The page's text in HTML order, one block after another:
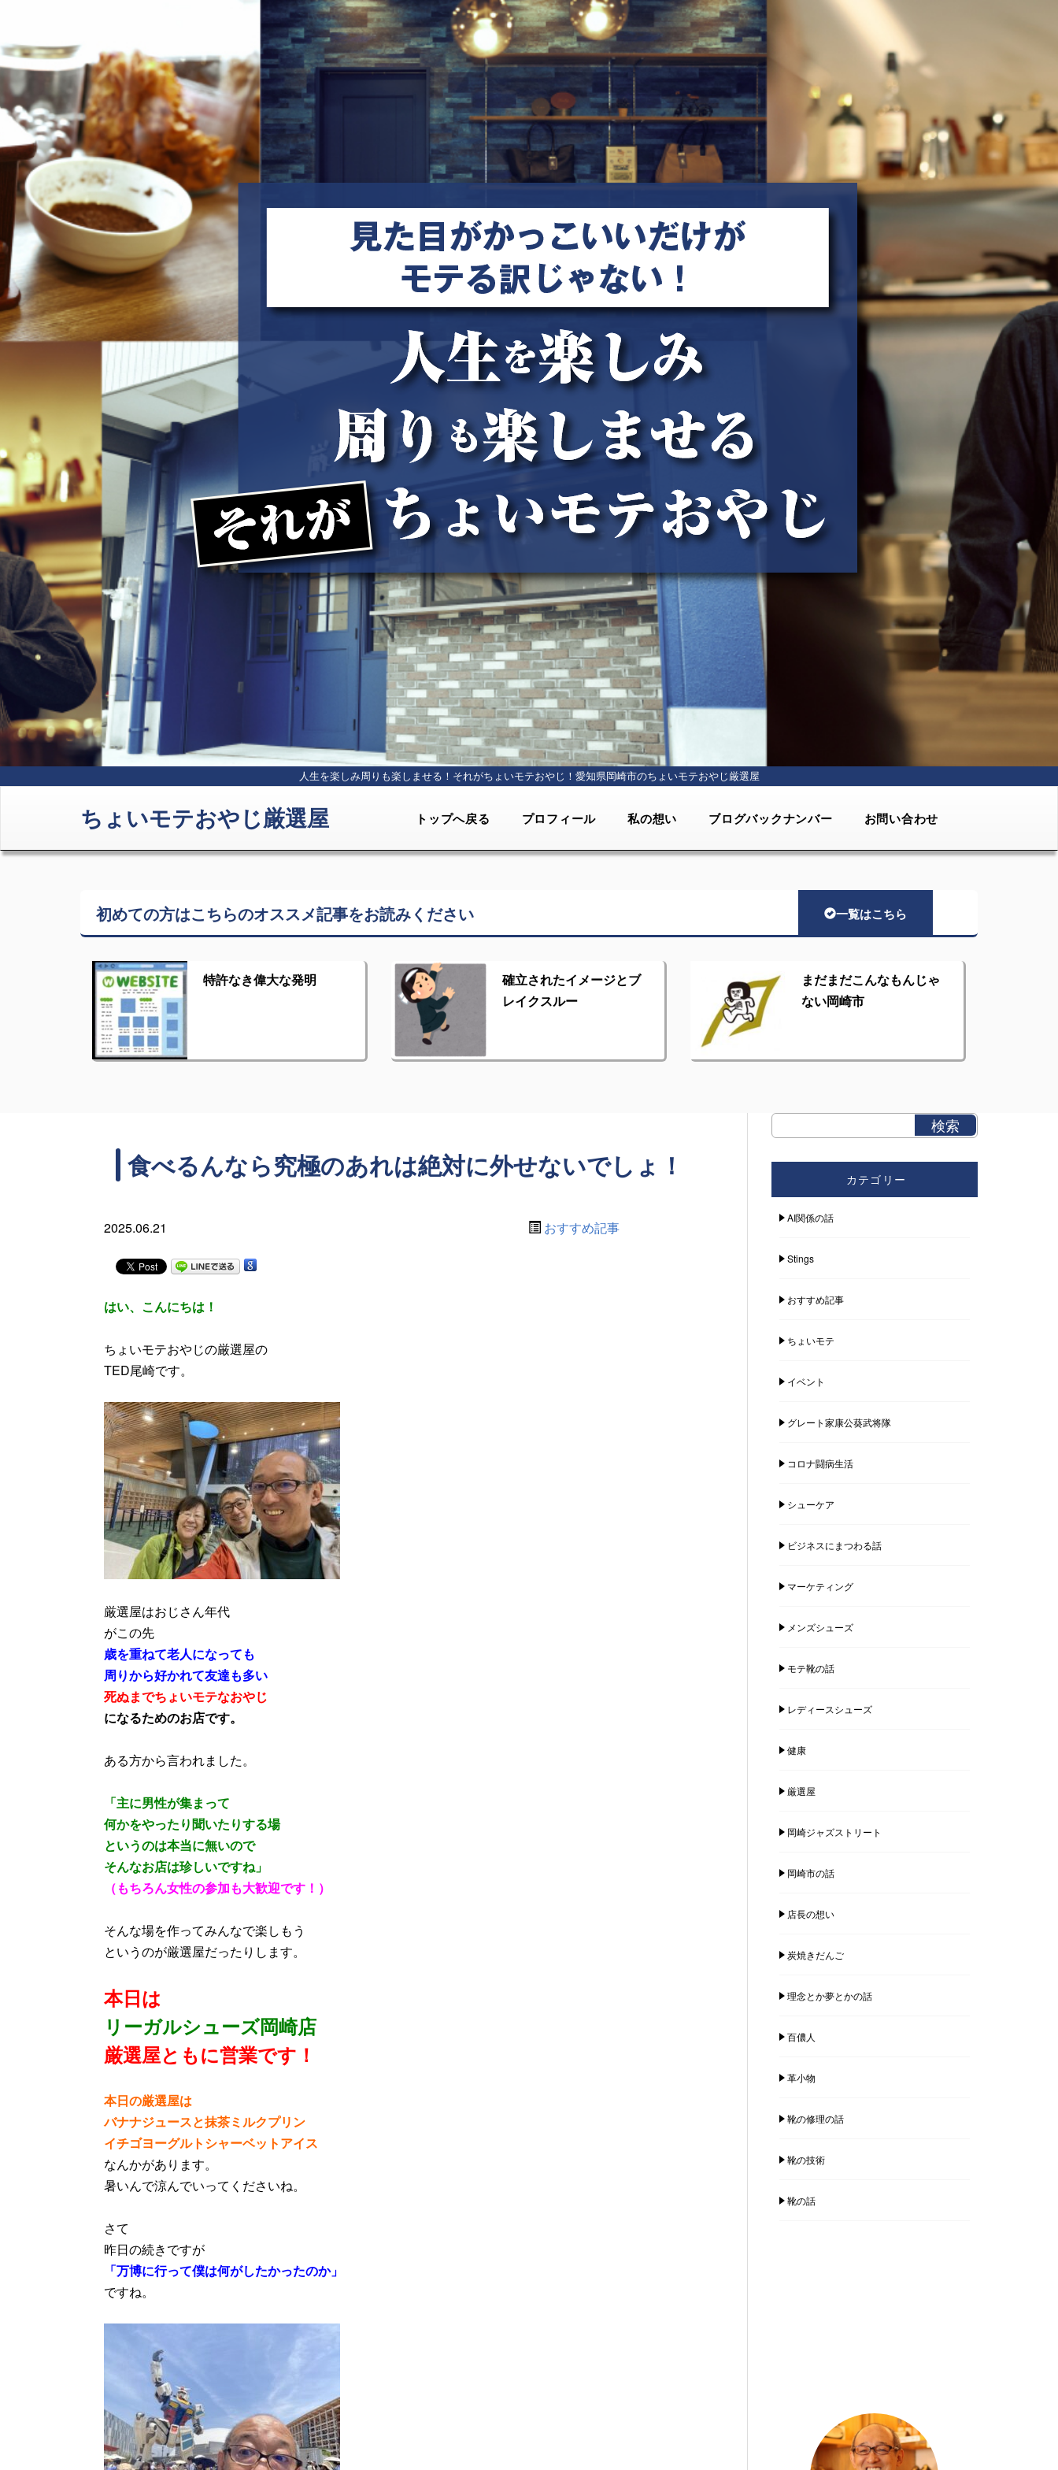
人生を楽しみ周りも楽しませる！それがちょいモテおやじ！ 愛知県岡崎市のちょいモテおやじ厳選屋
ちょいモテおやじ厳選屋 トップへ戻る プロフィール 私の想い ブログバックナンバー お問い合わせ
初めての方はこちらのオススメ記事をお読みください 一覧はこちら
特許なき偉大な発明
確立されたイメージとブ
レイクスルー
まだまだこんなもんじゃ
ない岡崎市
食べるんなら究極のあれは絶対に外せないでしょ！
2025.06.21 おすすめ記事
はい、こんにちは！
ちょいモテおやじの厳選屋の
TED尾崎です。
厳選屋はおじさん年代
がこの先
歳を重ねて老人になっても
周りから好かれて友達も多い
死ぬまでちょいモテなおやじ
になるためのお店です。
ある方から言われました。
「主に男性が集まって
何かをやったり聞いたりする場
というのは本当に無いので
そんなお店は珍しいですね」
（もちろん女性の参加も大歓迎です！）
そんな場を作ってみんなで楽しもう
というのが厳選屋だったりします。
本日は
リーガルシューズ岡崎店
厳選屋ともに営業です ！
本日の厳選屋は
バナナジュースと抹茶ミルクプリン
イチゴヨーグルトシャーベットアイス
なんかがあります。
暑いんで涼んでいってくださいね。
さて
昨日の続きですが
「万博に行って僕は何がしたかったのか」
ですね。
カテゴリー
AI関係の話
Stings
おすすめ記事
ちょいモテ
イベント
グレート家康公葵武将隊
コロナ闘病生活
シューケア
ビジネスにまつわる話
マーケティング
メンズシューズ
モテ靴の話
レディースシューズ
健康
厳選屋
岡崎ジャズストリート
岡崎市の話
店長の想い
炭焼きだんご
理念とか夢とかの話
百儂人
革小物
靴の修理の話
靴の技術
靴の話